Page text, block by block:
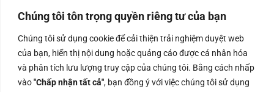
Chúng tôi tôn trọng quyền riêng tư của bạn
Chúng tôi sử dụng cookie để cải thiện trải nghiệm duyệt web
của bạn, hiển thị nội dung hoặc quảng cáo được cá nhân hóa
và phân tích lưu lượng truy cập của chúng tôi. Bằng cách nhấp
vào"Chấp nhận tất cả", bạn đồng ý với việc chúng tôi sử dụng
Công ty TNHH Nam Bình Xương - Số ĐKKD: 0108783483
cấp ngày 14/06/2019 bởi Sở Kế Hoạch và Đầu Tư Tp. Hà
Nội